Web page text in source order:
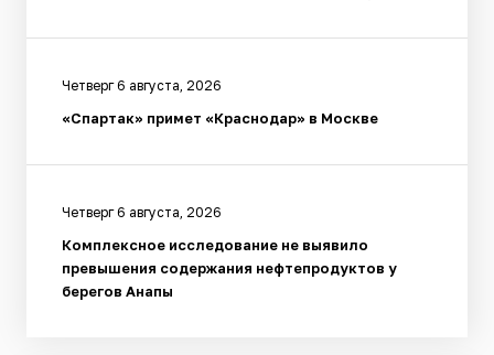
Четверг 6 августа, 2026
«Спартак» примет «Краснодар» в Москве
Четверг 6 августа, 2026
Комплексное исследование не выявило
превышения содержания нефтепродуктов у
берегов Анапы